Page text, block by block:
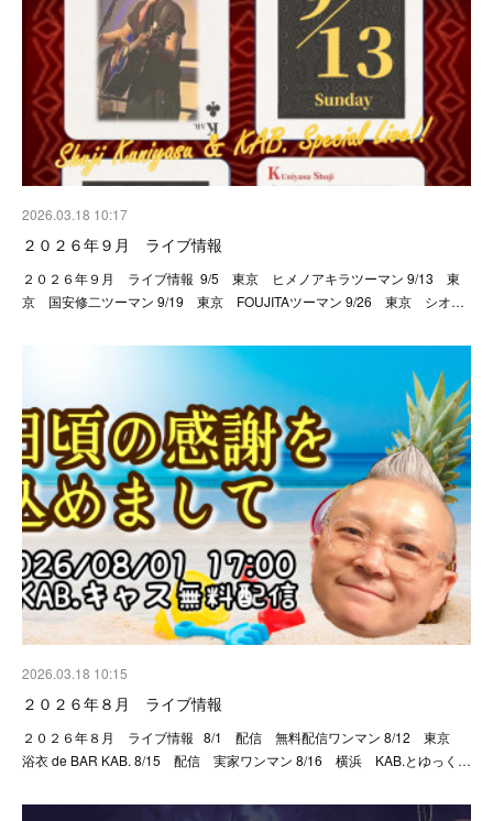
2026.03.18 10:17
２０２６年９月 ライブ情報
２０２６年９月 ライブ情報 9/5 東京 ヒメノアキラツーマン 9/13 東
京 国安修二ツーマン 9/19 東京 FOUJITAツーマン 9/26 東京 シオ…
2026.03.18 10:15
２０２６年８月 ライブ情報
２０２６年８月 ライブ情報 8/1 配信 無料配信ワンマン 8/12 東京
浴衣 de BAR KAB. 8/15 配信 実家ワンマン 8/16 横浜 KAB.とゆっく…